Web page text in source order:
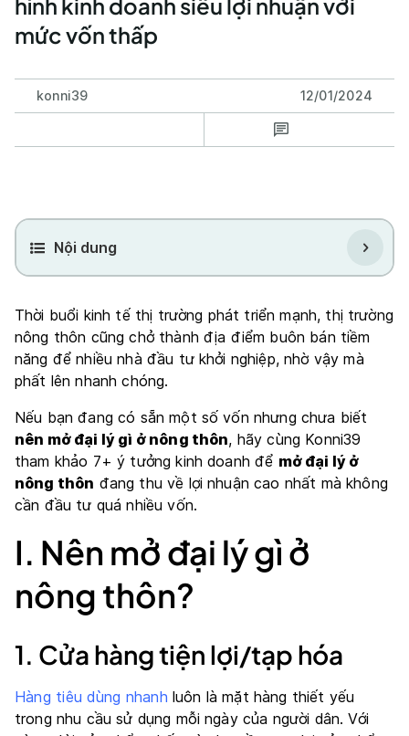
hình kinh doanh siêu lợi nhuận với
mức vốn thấp
konni39 12/01/2024
Nội dung
Thời buổi kinh tế thị trường phát triển mạnh, thị trường
nông thôn cũng chở thành địa điểm buôn bán tiềm
năng để nhiều nhà đầu tư khởi nghiệp, nhờ vậy mà
phất lên nhanh chóng.
Nếu bạn đang có sẵn một số vốn nhưng chưa biết
nên mở đại lý gì ở nông thôn, hãy cùng Konni39
tham khảo 7+ ý tưởng kinh doanh để mở đại lý ở
nông thôn đang thu về lợi nhuận cao nhất mà không
cần đầu tư quá nhiều vốn.
I. Nên mở đại lý gì ở
nông thôn?
1. Cửa hàng tiện lợi/tạp hóa
Hàng tiêu dùng nhanh luôn là mặt hàng thiết yếu
trong nhu cầu sử dụng mỗi ngày của người dân. Với